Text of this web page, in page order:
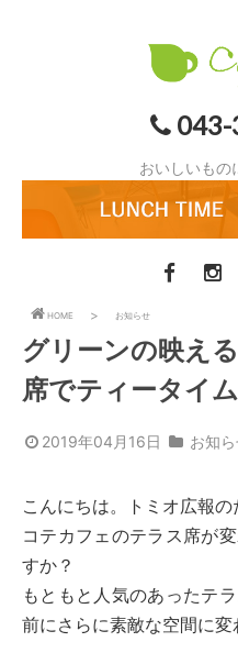
おいしいもの
HOME お知らせ
グリーンの映え
席でティータイ
2019年04月16日 お知
こんにちは。トミオ広報の
コテカフェのテラス席が
すか？
もともと人気のあったテ
前にさらに素敵な空間に変